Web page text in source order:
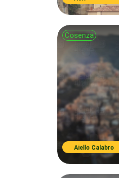
Cosenza
Aiello Calabro